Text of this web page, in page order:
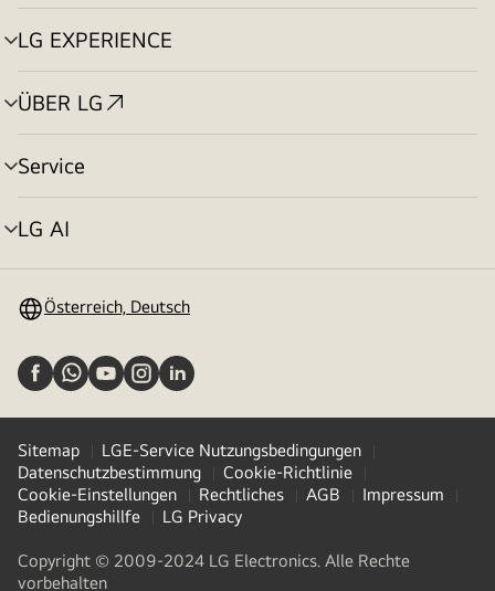
umschalten
LG EXPERIENCE
Menü
umschalten
ÜBER LG
Menü
umschalten
Service
Menü
umschalten
LG AI
Menü
Österreich, Deutsch
Sitemap
LGE-Service Nutzungsbedingungen
Datenschutzbestimmung
Cookie-Richtlinie
Cookie-Einstellungen
Rechtliches AGB
Impressum
Bedienungshillfe
LG Privacy
Copyright © 2009-2024 LG Electronics. Alle Rechte
vorbehalten